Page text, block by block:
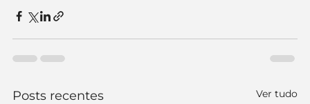
Posts recentes Ver tudo